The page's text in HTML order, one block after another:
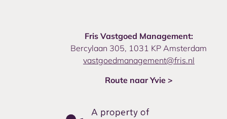
Fris Vastgoed Management:
Bercylaan 305, 1031 KP Amsterdam
vastgoedmanagement@fris.nl
Route naar Yvie >